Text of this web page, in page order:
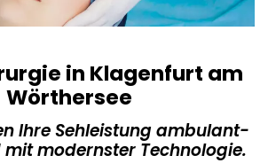
in Klagenfurt am
Wörthersee
Ihre Sehleistung ambulant-
modernster Technologie.